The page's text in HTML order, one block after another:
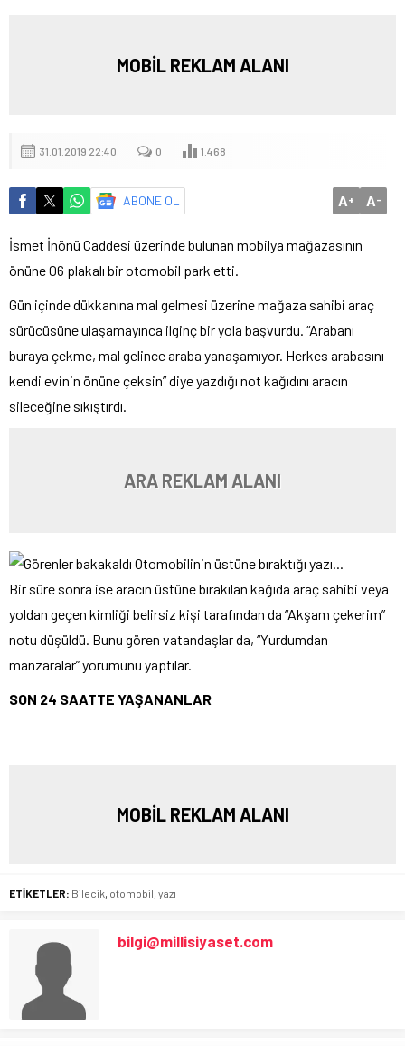
MOBİL REKLAM ALANI
31.01.2019 22:40 0 1.468
ABONE OL A+ A-
İsmet İnönü Caddesi üzerinde bulunan mobilya mağazasının
önüne 06 plakalı bir otomobil park etti.
Gün içinde dükkanına mal gelmesi üzerine mağaza sahibi araç
sürücüsüne ulaşamayınca ilginç bir yola başvurdu. “Arabanı
buraya çekme, mal gelince araba yanaşamıyor. Herkes arabasını
kendi evinin önüne çeksin” diye yazdığı not kağıdını aracın
sileceğine sıkıştırdı.
ARA REKLAM ALANI
Bir süre sonra ise aracın üstüne bırakılan kağıda araç sahibi veya
yoldan geçen kimliği belirsiz kişi tarafından da “Akşam çekerim”
notu düşüldü. Bunu gören vatandaşlar da, “Yurdumdan
manzaralar” yorumunu yaptılar.
SON 24 SAATTE YAŞANANLAR
MOBİL REKLAM ALANI
ETİKETLER: Bilecik otomobil yazı
bilgi@millisiyaset.com